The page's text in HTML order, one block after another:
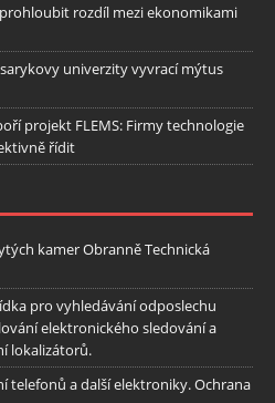
rozdíl mezi ekonomikami
univerzity vyvrací mýtus
projekt FLEMS: Firmy technologie
řídit
kamer Obranně Technická
pro vyhledávání odposlechu
elektronického sledování a
lokalizátorů.
telefonů a další elektroniky. Ochrana